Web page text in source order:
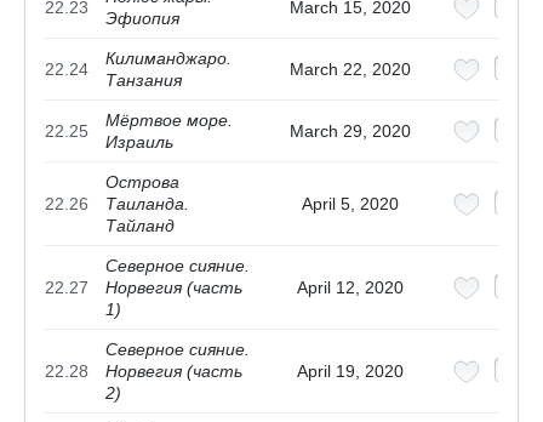
22.23
Эфиопия
March 15, 2020
22.24
Килиманджаро.
Танзания
March 22, 2020
22.25
Мёртвое море.
Израиль
March 29, 2020
22.26
Острова
Таиланда.
Тайланд
April 5, 2020
22.27
Северное сияние.
Норвегия (часть
1)
April 12, 2020
22.28
Северное сияние.
Норвегия (часть
2)
April 19, 2020